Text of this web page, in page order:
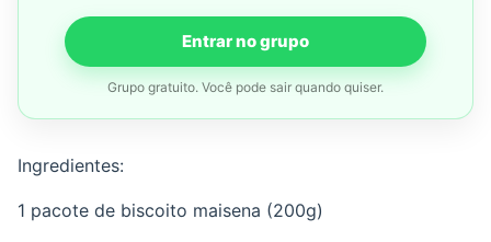
Entrar no grupo
Grupo gratuito. Você pode sair quando quiser.
Ingredientes:
1 pacote de biscoito maisena (200g)